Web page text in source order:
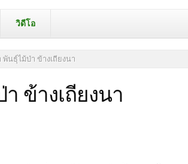
วิดีโอ
นธุ์ไม้ป่า ข้างเถียงนา
ข้างเถียงนา